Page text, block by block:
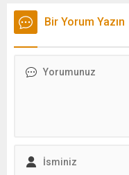
Külliyesi'nde kabul etti.
Bir Yorum Yazın